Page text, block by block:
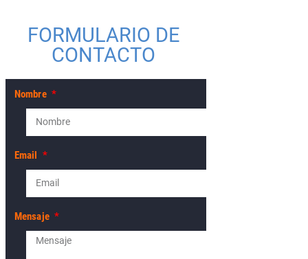
FORMULARIO DE
CONTACTO
Nombre
Email
Mensaje